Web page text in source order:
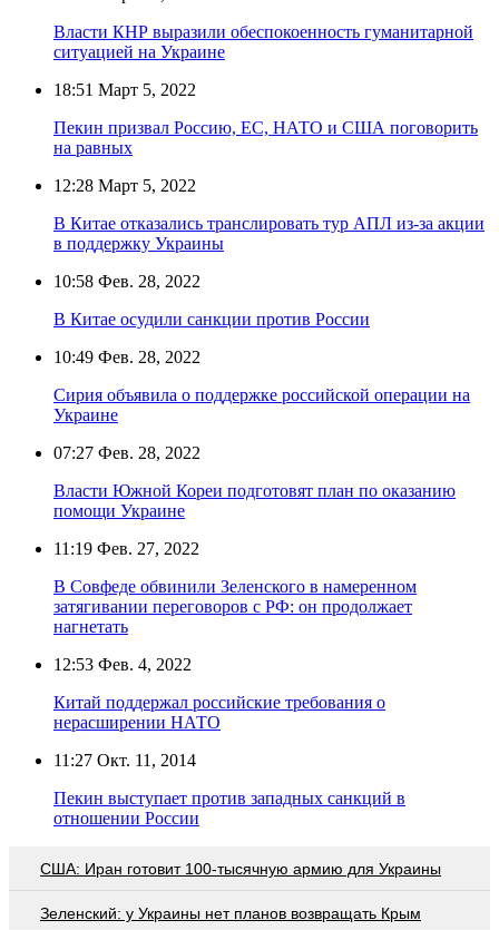
Власти КНР выразили обеспокоенность гуманитарной
ситуацией на Украине
18:51 Март 5, 2022
Пекин призвал Россию, ЕС, НАТО и США поговорить
на равных
12:28 Март 5, 2022
В Китае отказались транслировать тур АПЛ из-за акции
в поддержку Украины
10:58 Фев. 28, 2022
В Китае осудили санкции против России
10:49 Фев. 28, 2022
Сирия объявила о поддержке российской операции на
Украине
07:27 Фев. 28, 2022
Власти Южной Кореи подготовят план по оказанию
помощи Украине
11:19 Фев. 27, 2022
В Совфеде обвинили Зеленского в намеренном
затягивании переговоров с РФ: он продолжает
нагнетать
12:53 Фев. 4, 2022
Китай поддержал российские требования о
нерасширении НАТО
11:27 Окт. 11, 2014
Пекин выступает против западных санкций в
отношении России
США: Иран готовит 100-тысячную армию для Украины
Зеленский: у Украины нет планов возвращать Крым